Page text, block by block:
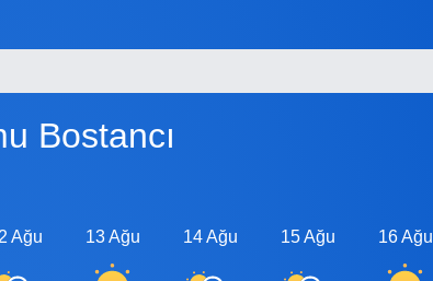
Bostancı
Ağu 13 Ağu 14 Ağu 15 Ağu 16 Ağu